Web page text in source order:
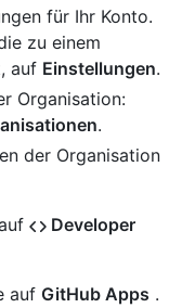
für Ihr Konto.
zu einem
auf Einstellungen.
Organisation:
.
der Organisation
Developer
auf GitHub Apps .